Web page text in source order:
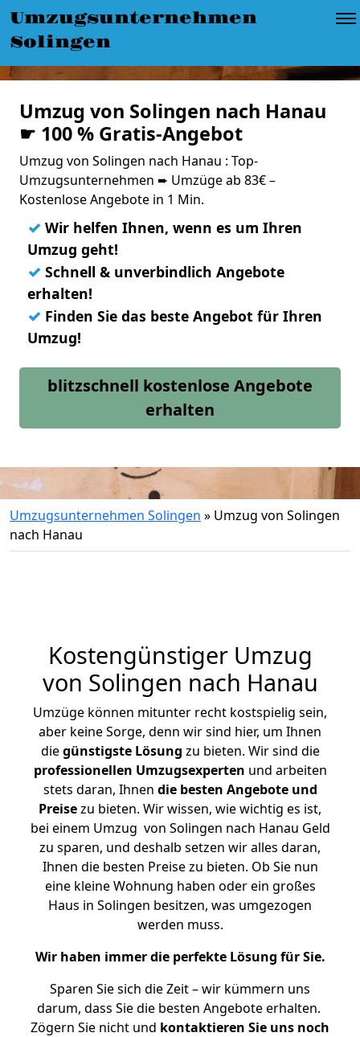
Umzugsunternehmen
Solingen
Umzug von Solingen nach Hanau
☛ 100 % Gratis-Angebot
Umzug von Solingen nach Hanau : Top-
Umzugsunternehmen ➨ Umzüge ab 83€ –
Kostenlose Angebote in 1 Min.
✓ Wir helfen Ihnen, wenn es um Ihren
Umzug geht!
✓ Schnell & unverbindlich Angebote
erhalten!
✓ Finden Sie das beste Angebot für Ihren
Umzug!
blitzschnell kostenlose Angebote
erhalten
Umzugsunternehmen Solingen » Umzug von Solingen
nach Hanau
Kostengünstiger Umzug
von Solingen nach Hanau
Umzüge können mitunter recht kostspielig sein,
aber keine Sorge, denn wir sind hier, um Ihnen
diegünstigste Lösung zu bieten. Wir sind die
professionellen Umzugsexperten und arbeiten
stets daran, Ihnen die besten Angebote und
Preisezu bieten. Wir wissen, wie wichtig es ist,
bei einem Umzug von Solingen nach Hanau Geld
zu sparen, und deshalb setzen wir alles daran,
Ihnen die besten Preise zu bieten. Ob Sie nun
eine kleine Wohnung haben oder ein großes
Haus in Solingen besitzen, was umgezogen
werden muss.
Wir haben immer die perfekte Lösung für Sie.
Sparen Sie sich die Zeit – wir kümmern uns
darum, dass Sie die besten Angebote erhalten.
Zögern Sie nicht und kontaktieren Sie uns noch